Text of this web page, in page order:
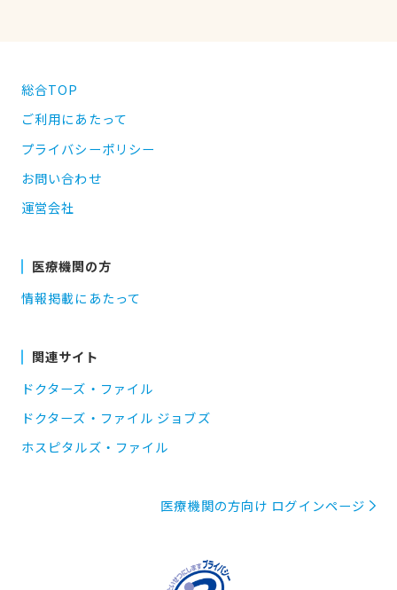
総合TOP
ご利用にあたって
プライバシーポリシー
お問い合わせ
運営会社
医療機関の方
情報掲載にあたって
関連サイト
ドクターズ・ファイル
ドクターズ・ファイル ジョブズ
ホスピタルズ・ファイル
医療機関の方向け ログインページ